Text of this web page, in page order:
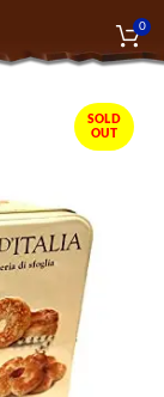
0
SOLD
OUT